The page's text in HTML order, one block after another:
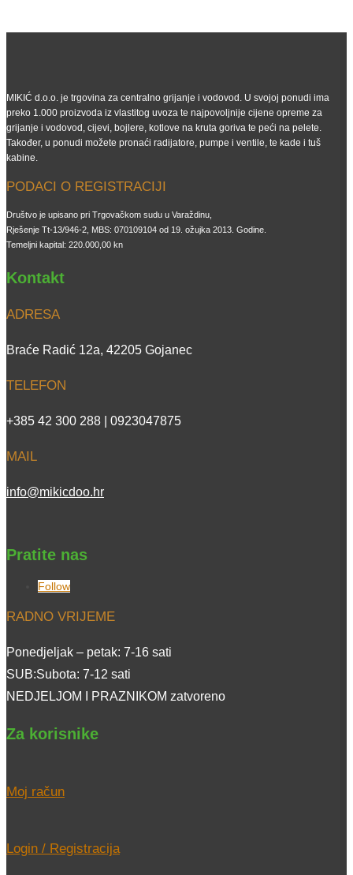
MIKIĆ d.o.o. je trgovina za centralno grijanje i vodovod. U svojoj ponudi ima
preko 1.000 proizvoda iz vlastitog uvoza te najpovoljnije cijene opreme za
grijanje i vodovod, cijevi, bojlere, kotlove na kruta goriva te peći na pelete.
Također, u ponudi možete pronaći radijatore, pumpe i ventile, te kade i tuš
kabine.
PODACI O REGISTRACIJI
Društvo je upisano pri Trgovačkom sudu u Varaždinu,
Rješenje Tt-13/946-2, MBS: 070109104 od 19. ožujka 2013. Godine.
Temeljni kapital: 220.000,00 kn
Kontakt
ADRESA
Braće Radić 12a, 42205 Gojanec
TELEFON
+385 42 300 288 | 0923047875
MAIL
info@mikicdoo.hr
Pratite nas
Follow
RADNO VRIJEME
Ponedjeljak – petak: 7-16 sati
SUB:Subota: 7-12 sati
NEDJELJOM I PRAZNIKOM zatvoreno
Za korisnike
Moj račun
Login / Registracija